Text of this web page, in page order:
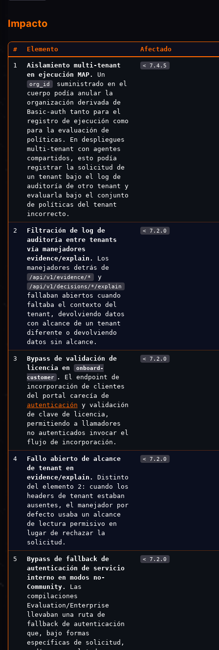
Impacto
# Elemento Afectado
1
Aislamiento multi-tenant
en ejecución MAP.
Un
org_id suministrado en el
cuerpo podía anular la
organización derivada de
Basic-auth tanto para el
registro de ejecución como
para la evaluación de
políticas. En despliegues
multi-tenant con agentes
compartidos, esto podía
registrar la solicitud de
un tenant bajo el log de
auditoría de otro tenant y
evaluarla bajo el conjunto
de políticas del tenant
incorrecto.
< 7.4.5
2
Filtración de log de
auditoría entre tenants
vía manejadores
evidence/explain.
Los
manejadores detrás de
/api/v1/evidence/* y
/api/v1/decisions/*/explain
fallaban abiertos cuando
faltaba el contexto del
tenant, devolviendo datos
con alcance de un tenant
diferente o devolviendo
datos sin alcance.
< 7.2.0
3
Bypass de validación de
licencia en
onboard-
customer .
El endpoint de
incorporación de clientes
del portal carecía de
autenticación y validación
de clave de licencia,
permitiendo a llamadores
no autenticados invocar el
flujo de incorporación.
< 7.2.0
4
Fallo abierto de alcance
de tenant en
evidence/explain.
Distinto
del elemento 2: cuando los
headers de tenant estaban
ausentes, el manejador por
defecto usaba un alcance
de lectura permisivo en
lugar de rechazar la
solicitud.
< 7.2.0
5
Bypass de fallback de
autenticación de servicio
interno en modos no-
Community.
Las
compilaciones
Evaluation/Enterprise
llevaban una ruta de
fallback de autenticación
que, bajo formas
específicas de solicitud,
< 7.2.0